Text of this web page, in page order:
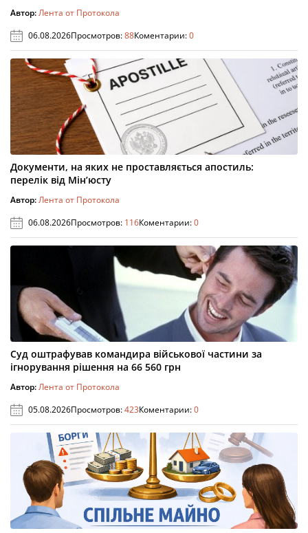
Автор:Лента от Протокола
06.08.2026Просмотров:88Коментарии:0
Документи, на яких не проставляється апостиль:
перелік від Мін’юсту
Автор:Лента от Протокола
06.08.2026Просмотров: 116Коментарии:0
Суд оштрафував командира військової частини за
ігнорування рішення на 66 560 грн
Автор:Лента от Протокола
05.08.2026Просмотров:423Коментарии:0